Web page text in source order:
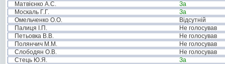
Матвієнко А.С.
За
Москаль Г.Г.
За
Омельченко О.О.
Відсутній
Палиця І.П.
Не голосував
Петьовка В.В.
Не голосував
Полянчич М.М.
Не голосував
Слободян О.В.
Не голосував
Стець Ю.Я.
За